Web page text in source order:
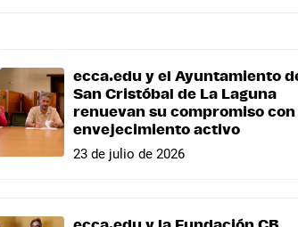
ecca.edu y el Ayuntamiento
San Cristóbal de La Laguna
renuevan su compromiso con
envejecimiento activo
23 de julio de 2026